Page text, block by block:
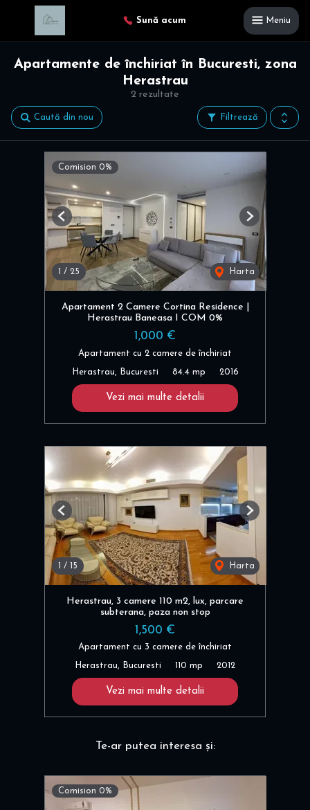
Sună acum Meniu
2 rezultate
Apartamente de închiriat în Bucuresti, zona
Herastrau
Filtrează
Caută din nou
Comision 0%
1 / 25 Harta
Previous Next
Apartament 2 Camere Cortina Residence |
Herastrau Baneasa I COM 0%
1,000 €
Apartament cu 2 camere de închiriat
Herastrau, Bucuresti 84.4 mp 2016
Vezi mai multe detalii
1 / 15 Harta
Previous Next
Herastrau, 3 camere 110 m2, lux, parcare
subterana, paza non stop
1,500 €
Apartament cu 3 camere de închiriat
Herastrau, Bucuresti 110 mp 2012
Vezi mai multe detalii
Te-ar putea interesa și:
Comision 0%